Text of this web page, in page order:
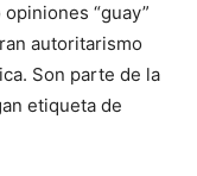
“guay”
autoritarismo
Son parte de la
etiqueta de